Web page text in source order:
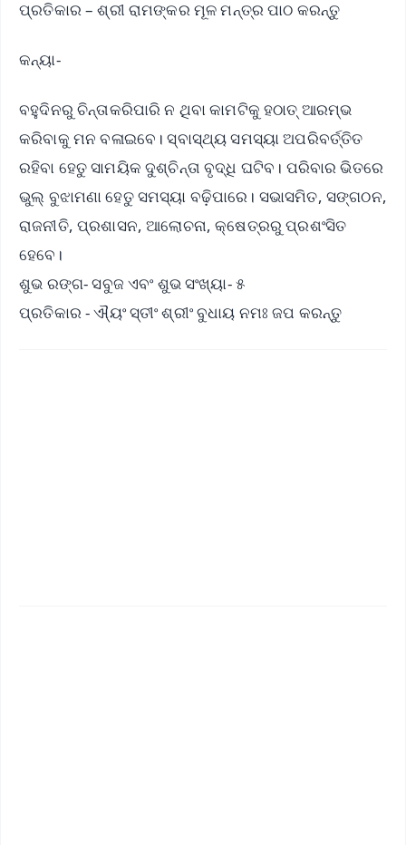
ପ୍ରତିକାର – ଶ୍ରୀ ରାମଙ୍କର ମୂଳ ମନ୍ତ୍ର ପାଠ କରନ୍ତୁ
କନ୍ୟା-
ବହୁଦିନରୁ ଚିନ୍ତାକରିପାରି ନ ଥିବା କାମଟିକୁ ହଠାତ୍ ଆରମ୍ଭ
କରିବାକୁ ମନ ବଳାଇବେ। ସ୍ବାସ୍ଥ୍ୟ ସମସ୍ୟା ଅପରିବର୍ତ୍ତିତ
ରହିବା ହେତୁ ସାମୟିକ ଦୁଶ୍ଚିନ୍ତା ବୃଦ୍ଧି ଘଟିବ। ପରିବାର ଭିତରେ
ଭୁଲ୍ ବୁଝାମଣା ହେତୁ ସମସ୍ୟା ବଢ଼ିପାରେ। ସଭାସମିତ, ସଙ୍ଗଠନ,
ରାଜନୀତି, ପ୍ରଶାସନ, ଆଲୋଚନା, କ୍ଷେତ୍ରରୁ ପ୍ରଶଂସିତ
ହେବେ।
ଶୁଭ ରଙ୍ଗ- ସବୁଜ ଏବଂ ଶୁଭ ସଂଖ୍ୟା- ୫
ପ୍ରତିକାର - ଐ୍ୟଂ ସ୍ତୀଂ ଶ୍ରୀଂ ବୁଧାୟ ନମଃ ଜପ କରନ୍ତୁ